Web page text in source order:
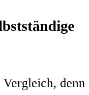
denn